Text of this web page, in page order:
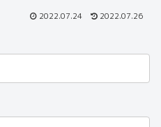
2022.07.24 2022.07.26